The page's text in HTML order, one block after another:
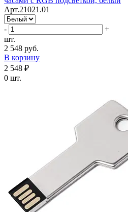
Арт.21021.01
-
+
шт.
2 548 руб.
В корзину
2 548 ₽
0 шт.